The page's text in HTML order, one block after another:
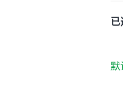
已
默